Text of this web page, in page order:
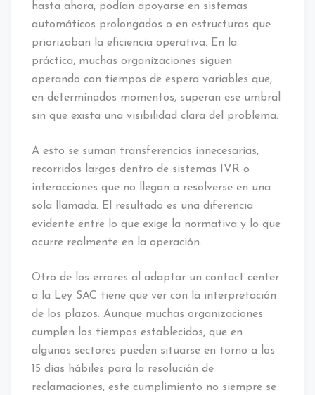
hasta ahora, podían apoyarse en sistemas
automáticos prolongados o en estructuras que
priorizaban la eficiencia operativa. En la
práctica, muchas organizaciones siguen
operando con tiempos de espera variables que,
en determinados momentos, superan ese umbral
sin que exista una visibilidad clara del problema.
A esto se suman transferencias innecesarias,
recorridos largos dentro de sistemas IVR o
interacciones que no llegan a resolverse en una
sola llamada. El resultado es una diferencia
evidente entre lo que exige la normativa y lo que
ocurre realmente en la operación.
Otro de los errores al adaptar un contact center
a la Ley SAC tiene que ver con la interpretación
de los plazos. Aunque muchas organizaciones
cumplen los tiempos establecidos, que en
algunos sectores pueden situarse en torno a los
15 días hábiles para la resolución de
reclamaciones, este cumplimiento no siempre se